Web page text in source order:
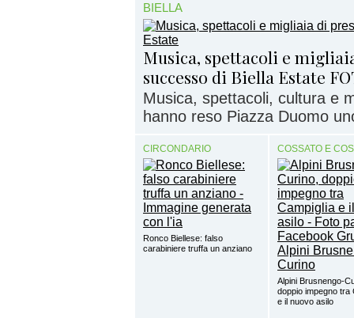
BIELLA
Musica, spettacoli e
successo di Biella Estate
Musica, spettacoli, cultura e
hanno reso Piazza Duomo
CIRCONDARIO
Ronco Biellese: falso
carabiniere truffa un anziano
COSSATO E
Alpini Brusnengo-
doppio impegno tra
e il nuovo asilo